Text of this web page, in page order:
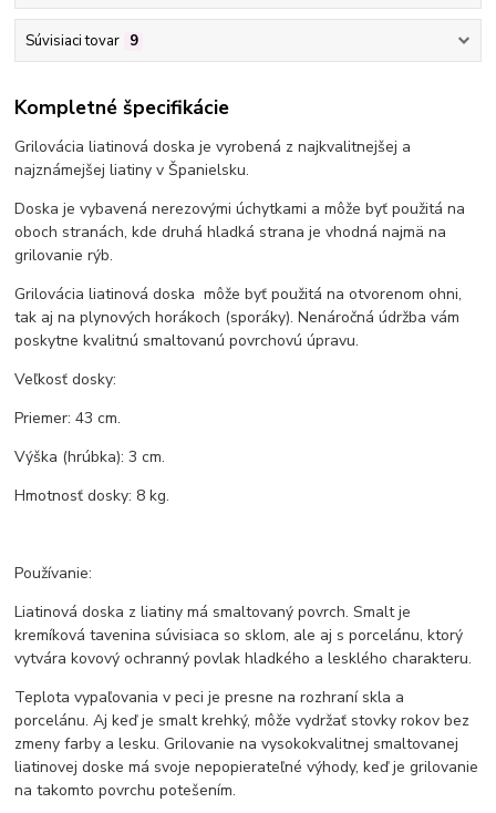
Súvisiaci tovar 9
Kompletné špecifikácie
Grilovácia liatinová doska je vyrobená z najkvalitnejšej a
najznámejšej liatiny v Španielsku.
Doska je vybavená nerezovými úchytkami a môže byť použitá na
oboch stranách, kde druhá hladká strana je vhodná najmä na
grilovanie rýb.
Grilovácia liatinová doska môže byť použitá na otvorenom ohni,
tak aj na plynových horákoch (sporáky). Nenáročná údržba vám
poskytne kvalitnú smaltovanú povrchovú úpravu.
Veľkosť dosky:
Priemer: 43 cm.
Výška (hrúbka): 3 cm.
Hmotnosť dosky: 8 kg.
Používanie:
Liatinová doska z liatiny má smaltovaný povrch. Smalt je
kremíková tavenina súvisiaca so sklom, ale aj s porcelánu, ktorý
vytvára kovový ochranný povlak hladkého a lesklého charakteru.
Teplota vypaľovania v peci je presne na rozhraní skla a
porcelánu. Aj keď je smalt krehký, môže vydržať stovky rokov bez
zmeny farby a lesku. Grilovanie na vysokokvalitnej smaltovanej
liatinovej doske má svoje nepopierateľné výhody, keď je grilovanie
na takomto povrchu potešením.